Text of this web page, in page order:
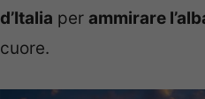
d’Italia per ammirare
cuore.